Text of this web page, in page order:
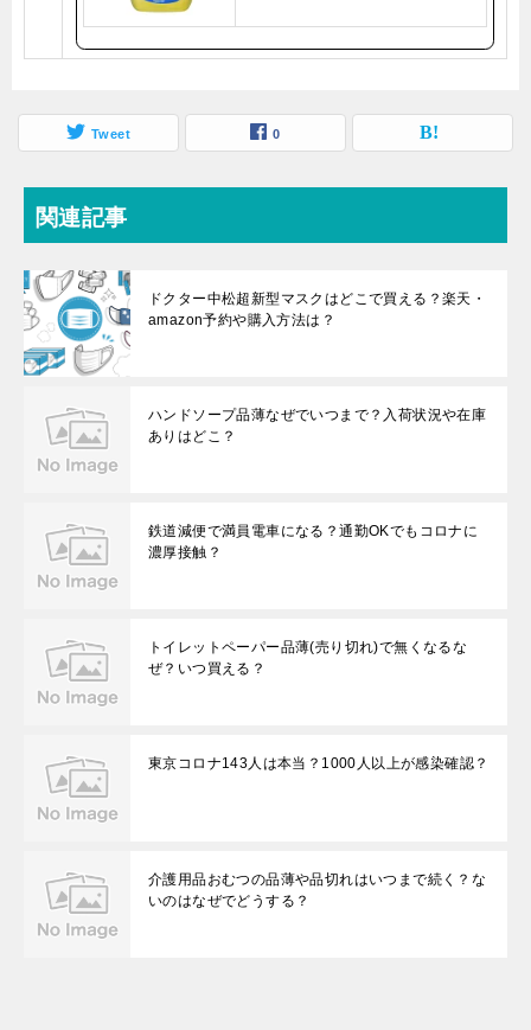
Tweet 0
関連記事
ドクター中松超新型マスクはどこで買える？楽天・
amazon予約や購入方法は？
ハンドソープ品薄なぜでいつまで？入荷状況や在庫
ありはどこ？
鉄道減便で満員電車になる？通勤OKでもコロナに
濃厚接触？
トイレットペーパー品薄(売り切れ)で無くなるな
ぜ？いつ買える？
東京コロナ143人は本当？1000人以上が感染確認？
介護用品おむつの品薄や品切れはいつまで続く？な
いのはなぜでどうする？